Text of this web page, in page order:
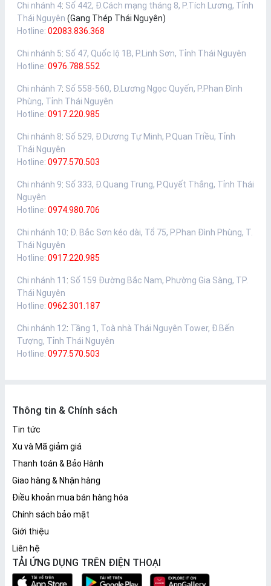
Chi nhánh 4: Số 442, Đ.Cách mạng tháng 8, P.Tích Lương, Tỉnh
Thái Nguyên (Gang Thép Thái Nguyên)
Hotline: 02083.836.368
Chi nhánh 5: Số 47, Quốc lộ 1B, P.Linh Sơn, Tỉnh Thái Nguyên
Hotline: 0976.788.552
Chi nhánh 7: Số 558-560, Đ.Lương Ngọc Quyến, P.Phan Đình
Phùng, Tỉnh Thái Nguyên
Hotline: 0917.220.985
Chi nhánh 8: Số 529, Đ.Dương Tự Minh, P.Quan Triều, Tỉnh
Thái Nguyên
Hotline: 0977.570.503
Chi nhánh 9: Số 333, Đ.Quang Trung, P.Quyết Thắng, Tỉnh Thái
Nguyên
Hotline: 0974.980.706
Chi nhánh 10: Đ. Bắc Sơn kéo dài, Tổ 75, P.Phan Đình Phùng, T.
Thái Nguyên
Hotline: 0917.220.985
Chi nhánh 11 : Số 159 Đường Bắc Nam, Phường Gia Sàng, TP.
Thái Nguyên
Hotline: 0962.301.187
Chi nhánh 12: Tầng 1, Toà nhà Thái Nguyên Tower, Đ.Bến
Tượng, Tỉnh Thái Nguyên
Hotline: 0977.570.503
Thông tin & Chính sách
Tin tức
Xu và Mã giảm giá
Thanh toán & Bảo Hành
Giao hàng & Nhận hàng
Điều khoản mua bán hàng hóa
Chính sách bảo mật
Giới thiệu
Liên hệ
TẢI ỨNG DỤNG TRÊN ĐIỆN THOẠI